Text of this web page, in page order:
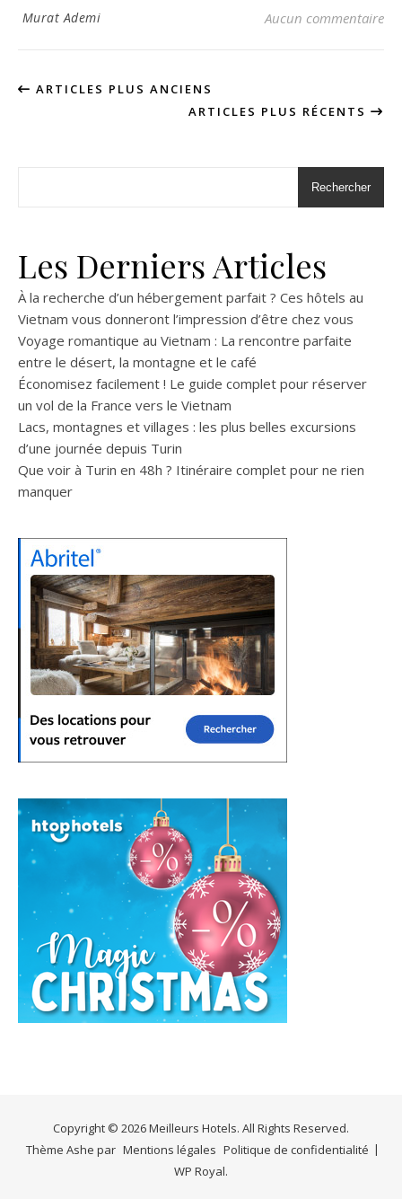
Murat Ademi Aucun commentaire
ARTICLES PLUS ANCIENS
ARTICLES PLUS RÉCENTS
Rechercher
Les Derniers Articles
À la recherche d’un hébergement parfait ? Ces hôtels au
Vietnam vous donneront l’impression d’être chez vous
Voyage romantique au Vietnam : La rencontre parfaite
entre le désert, la montagne et le café
Économisez facilement ! Le guide complet pour réserver
un vol de la France vers le Vietnam
Lacs, montagnes et villages : les plus belles excursions
d’une journée depuis Turin
Que voir à Turin en 48h ? Itinéraire complet pour ne rien
manquer
Copyright © 2026 Meilleurs Hotels. All Rights Reserved.
Mentions légales Politique de confidentialité
Thème Ashe par
WP Royal.